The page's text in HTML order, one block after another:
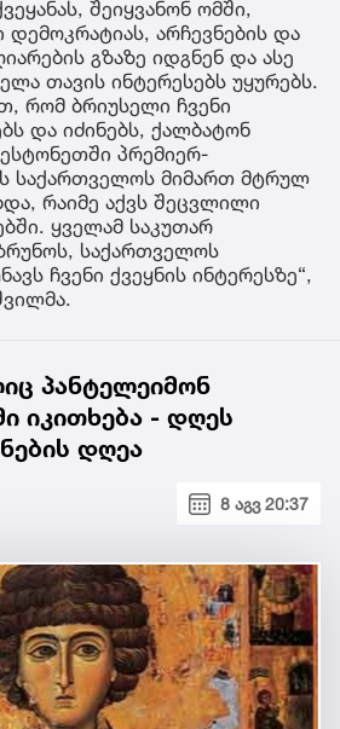
შეიყვანონ ომში,
არჩევნების და
გზაზე იდგნენ და ასე
თავის ინტერესებს უყურებს.
რომ ბრიუსელი ჩვენი
და იძინებს, ქალბატონ
პრემიერ-
საქართველოს მიმართ მტრულ
რაიმე აქვს შეცვლილი
ყველამ საკუთარ
საქართველოს
ჩვენი ქვეყნის ინტერესზე“,
პანტელეიმონ
იკითხება - დღეს
დღეა
8 აგვ 20:37